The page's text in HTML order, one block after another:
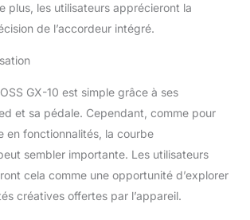
plus, les utilisateurs apprécieront la
de l’accordeur intégré.
GX-10 est simple grâce à ses
et sa pédale. Cependant, comme pour
en fonctionnalités, la courbe
sembler importante. Les utilisateurs
cela comme une opportunité d’explorer
créatives offertes par l’appareil.